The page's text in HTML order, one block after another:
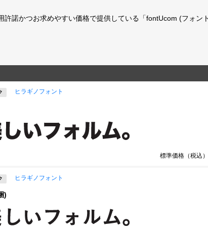
諾かつお求めやすい価格で提供している「fontUcom (フォン
ヒラギノフォント
標準価格（税込）
ヒラギノフォント
)